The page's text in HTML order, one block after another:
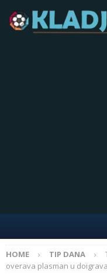
HOME TIP DANA
overava plasman u